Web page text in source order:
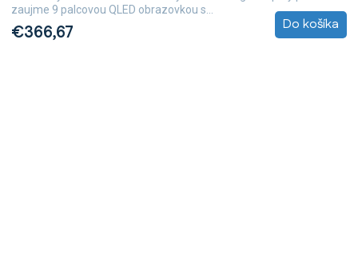
€366,67 Do košíka
zaujme 9 palcovou QLED obrazovkou s...